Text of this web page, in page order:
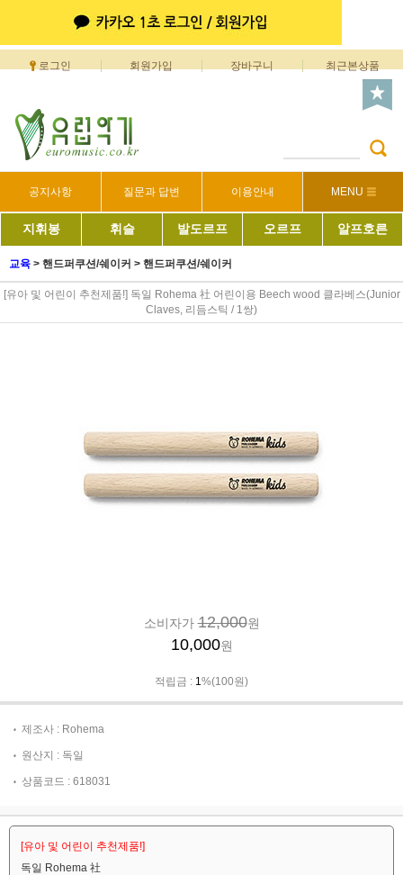
로그인 회원가입 장바구니 최근본상품
공지사항 질문과 답변 이용안내 MENU
지휘봉 휘슬 발도르프 오르프 알프호른
교육 > 핸드퍼쿠션/쉐이커 > 핸드퍼쿠션/쉐이커
[유아 및 어린이 추천제품!] 독일 Rohema 社 어린이용 Beech wood 클라베스(Junior
Claves, 리듬스틱 / 1쌍)
소비자가12,000원
10,000원
적립금 : 1%(100원)
제조사 : Rohema
원산지 : 독일
상품코드 : 618031
[유아 및 어린이 추천제품!]
독일 Rohema 社